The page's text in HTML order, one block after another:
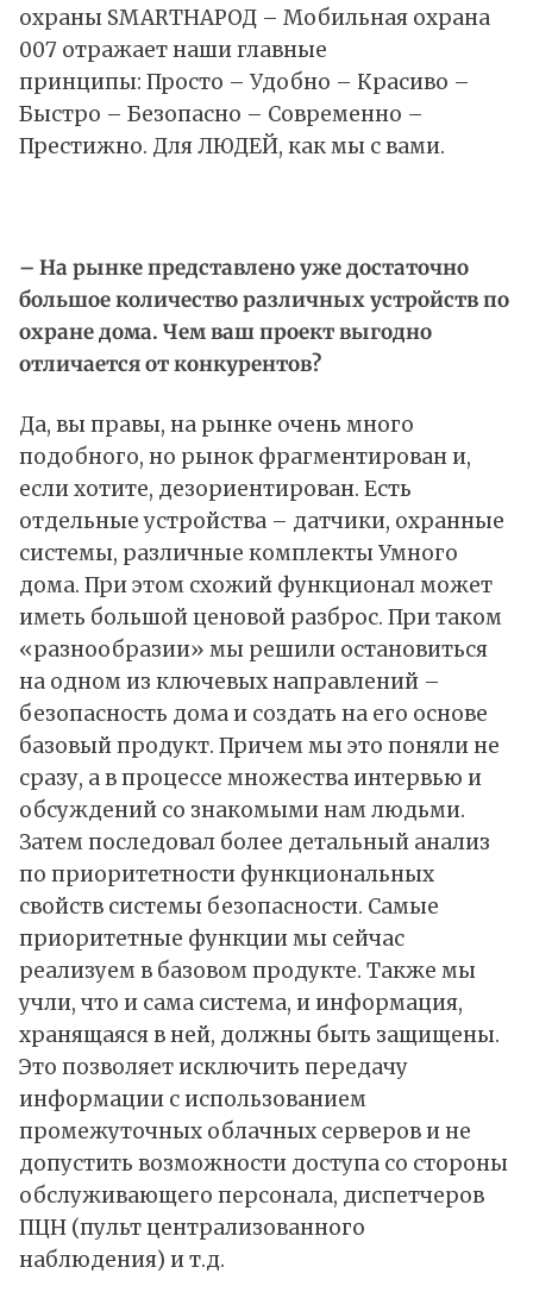
охраны SMARTНАРОД – Мобильная охрана
007 отражает наши главные
принципы: Просто – Удобно – Красиво –
Быстро – Безопасно – Современно –
Престижно. Для ЛЮДЕЙ, как мы с вами.
– На рынке представлено уже достаточно
большое количество различных устройств по
охране дома. Чем ваш проект выгодно
отличается от конкурентов?
Да, вы правы, на рынке очень много
подобного, но рынок фрагментирован и,
если хотите, дезориентирован. Есть
отдельные устройства – датчики, охранные
системы, различные комплекты Умного
дома. При этом схожий функционал может
иметь большой ценовой разброс. При таком
«разнообразии» мы решили остановиться
на одном из ключевых направлений –
безопасность дома и создать на его основе
базовый продукт. Причем мы это поняли не
сразу, а в процессе множества интервью и
обсуждений со знакомыми нам людьми.
Затем последовал более детальный анализ
по приоритетности функциональных
свойств системы безопасности. Самые
приоритетные функции мы сейчас
реализуем в базовом продукте. Также мы
учли, что и сама система, и информация,
хранящаяся в ней, должны быть защищены.
Это позволяет исключить передачу
информации с использованием
промежуточных облачных серверов и не
допустить возможности доступа со стороны
обслуживающего персонала, диспетчеров
ПЦН (пульт централизованного
наблюдения) и т.д.